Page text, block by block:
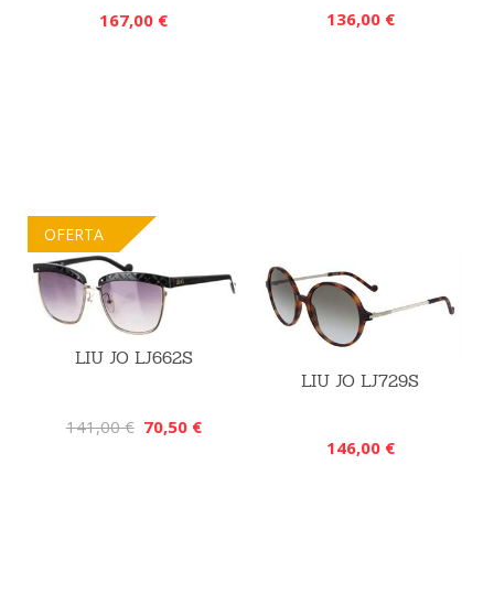
167,00 € 136,00 €
OFERTA
LIU JO LJ662S
141,00 € 70,50 €
LIU JO LJ729S
146,00 €